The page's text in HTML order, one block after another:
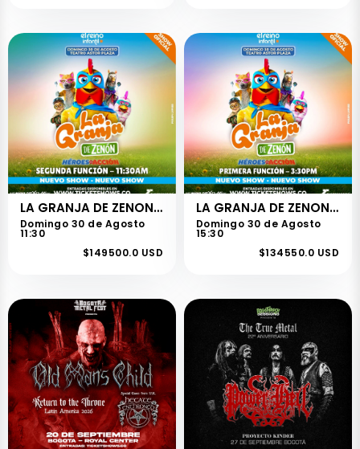
LA GRANJA DE ZENON - BOGOTA - 2DA FUNCION
Domingo 30 de Agosto
11:30
$149500.0 USD
LA GRANJA DE ZENON - BOGOTA - 1RA FUNCION
Domingo 30 de Agosto
15:30
$134550.0 USD